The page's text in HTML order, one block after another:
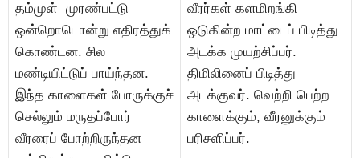
தம்முள் முரண்பட்டு
ஒன்றொடொன்று எதிரத்துக்
கொண்டன. சில
மண்டியிட்டுப் பாய்ந்தன.
இந்த காளைகள் போருக்குச்
செல்லும் மருதப்போர்
வீரரைப் போற்றிருந்தன
வீரர்கள் களமிறங்கி
ஒடுகின்ற மாட்டைப் பிடித்து
அடக்க முயற்சிப்பர்.
திமிலினைப் பிடித்து
அடக்குவர். வெற்றி பெற்ற
காளைக்கும், வீரனுக்கும்
பரிசளிப்பர்.